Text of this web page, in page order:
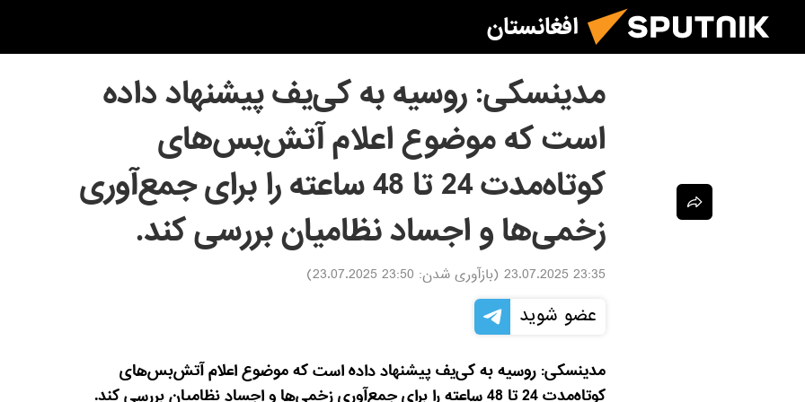
افغانستان
مدینسکی: روسیه به کی‌یف پیشنهاد داده
است که موضوع اعلام آتش‌بس‌های
کوتاه‌مدت 24 تا 48 ساعته را برای جمع‌آوری
زخمی‌ها و اجساد نظامیان بررسی کند.
23:35 23.07.2025 (بازآوری شدن: 23:50 23.07.2025
)
عضو شوید
مدینسکی: روسیه به کی‌یف پیشنهاد داده است که موضوع اعلام آتش‌بس‌های
کوتاه‌مدت 24 تا 48 ساعته را برای جمع‌آوری زخمی‌ها و اجساد نظامیان بررسی کند.